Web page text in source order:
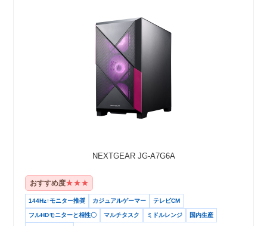
NEXTGEAR JG-A7G6A
おすすめ度★★★
144Hz↑モニター推奨 カジュアルゲーマー テレビCM
フルHDモニターと相性〇 マルチタスク ミドルレンジ 国内生産